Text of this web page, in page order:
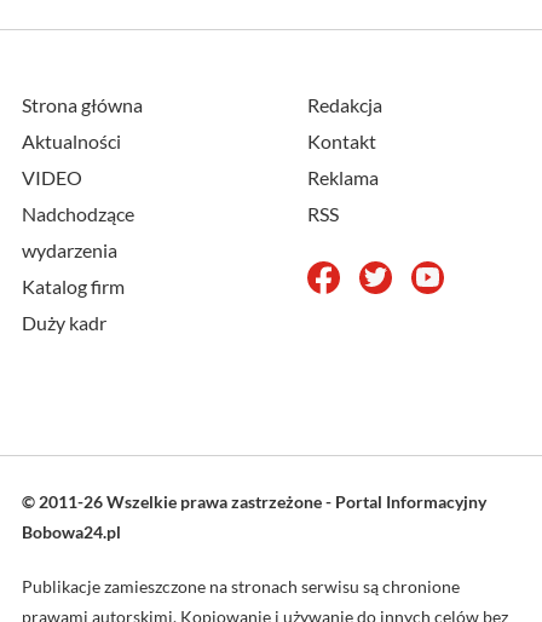
Strona główna
Aktualności
VIDEO
Nadchodzące
wydarzenia
Katalog firm
Duży kadr
Redakcja
Kontakt
Reklama
RSS
© 2011-26 Wszelkie prawa zastrzeżone - Portal Informacyjny
Bobowa24.pl
Publikacje zamieszczone na stronach serwisu są chronione
prawami autorskimi. Kopiowanie i używanie do innych celów bez